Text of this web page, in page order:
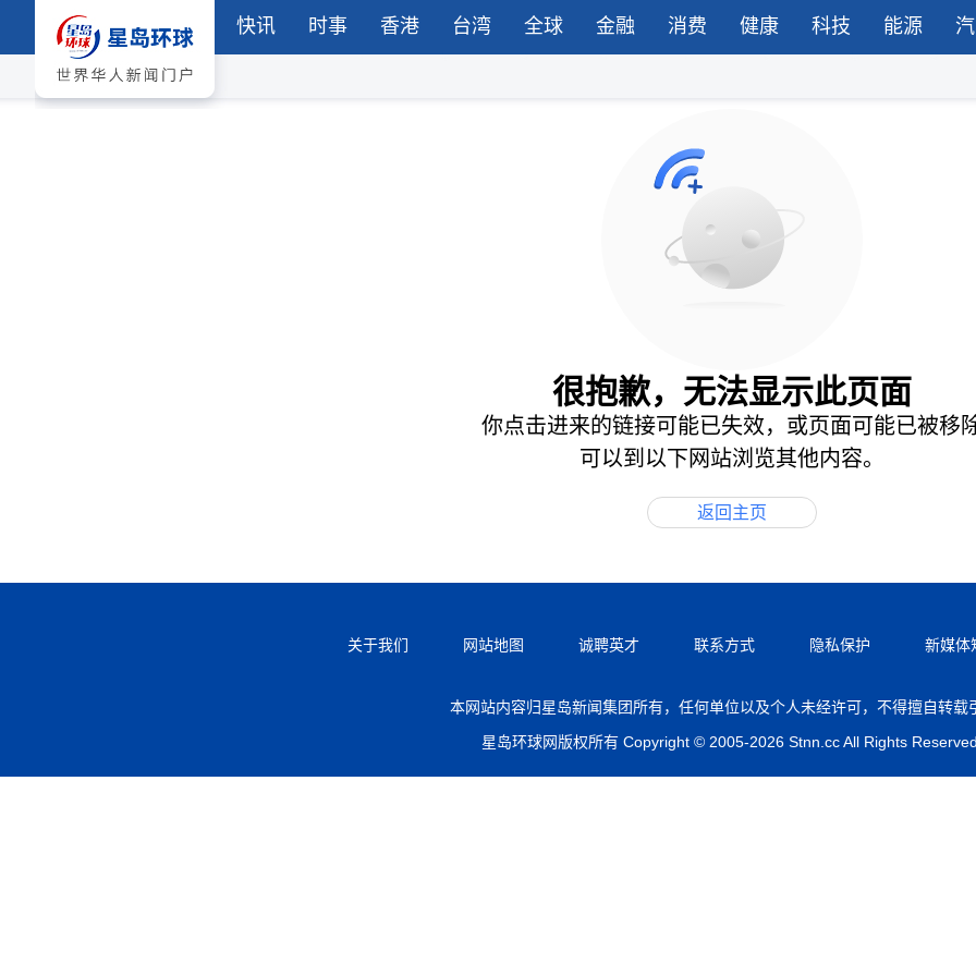
快讯 时事 香港 台湾 全球 金融 消费 健康 科技 能源
很抱歉，无法显示此页面
你点击进来的链接可能已失效，或页面可能已被移
可以到以下网站浏览其他内容。
返回主页
关于我们 网站地图 诚聘英才 联系方式 隐私保护 新媒体
本网站内容归星岛新闻集团所有，任何单位以及个人未经许可，不得擅自转载
星岛环球网版权所有 Copyright © 2005-2026 Stnn.cc All Rights Reserved.